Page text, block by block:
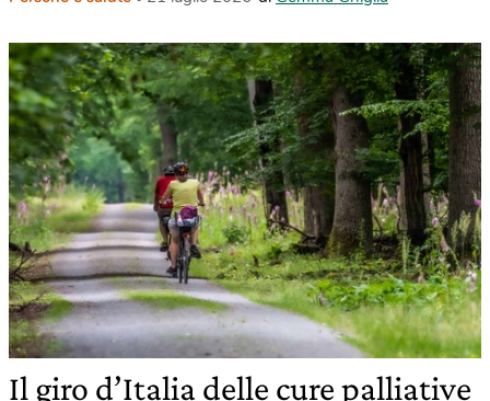
Il giro d’Italia delle cure palliative